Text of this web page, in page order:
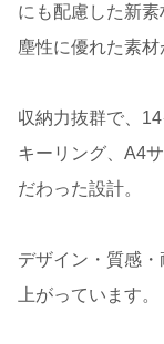
にも配慮した新
塵性に優れた素材
収納力抜群で、
キーリング、A4
だわった設計。
デザイン・質感
上がっています。